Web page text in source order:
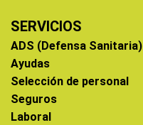
SERVICIOS
ADS (Defensa Sanitaria)
Ayudas
Selección de personal
Seguros
Laboral